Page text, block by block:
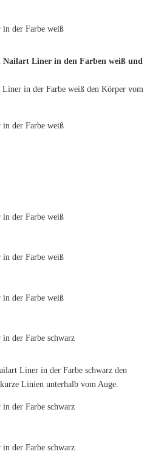
Nailart Liner in den Farben weiß und
in der Farbe weiß den Körper vom
Liner in der Farbe schwarz den
Linien unterhalb vom Auge.